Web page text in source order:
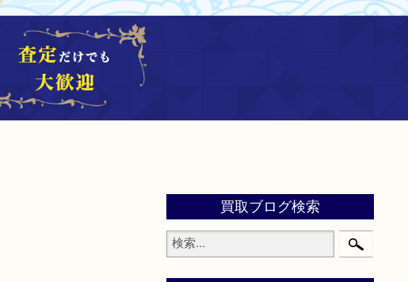
買取ブログ検索